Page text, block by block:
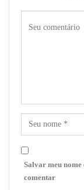
Salvar meu nome
comentar